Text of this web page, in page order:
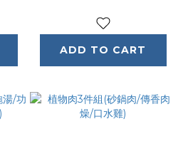
ADD TO CART